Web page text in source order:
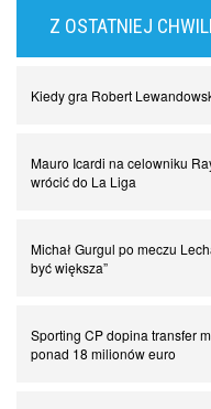
Piłkarz z numerem 47. Phil
Spadkowicze z Serie A. Komu
I love this game! Patrice Evra
Z OSTATNIEJ CHWILI
Kiedy gra Robert
Mauro Icardi na celowniku
wrócić do La Liga
Michał Gurgul po meczu
być większa”
Sporting CP dopina transfer
ponad 18 milionów euro